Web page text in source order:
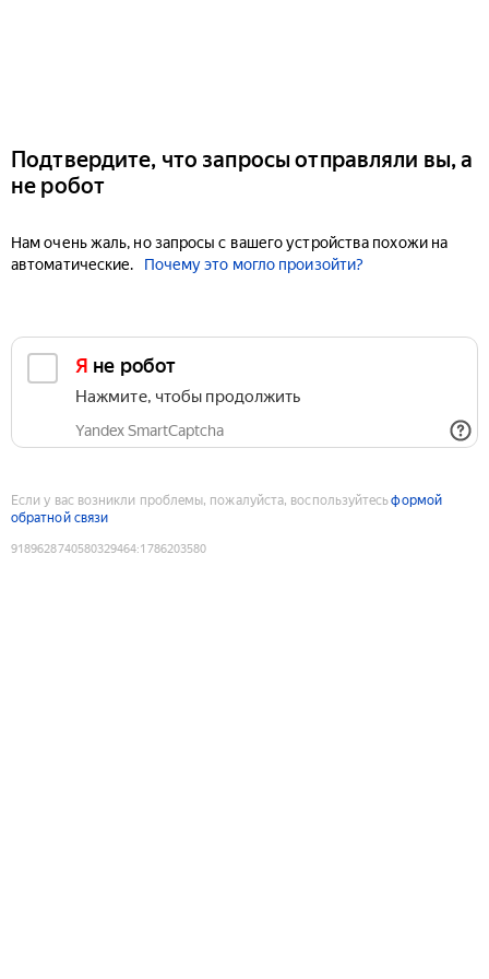
Подтвердите, что запросы отправляли вы, а
не робот
Нам очень жаль, но запросы с вашего устройства похожи на
автоматические.
Почему это могло произойти?
Я не робот
Нажмите, чтобы продолжить
Yandex SmartCaptcha
Если у вас возникли проблемы, пожалуйста, воспользуйтесьформой
обратной связи
9189628740580329464:1786203580